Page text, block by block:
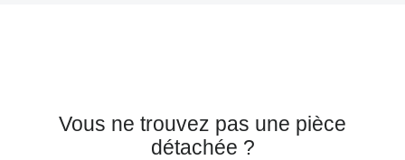
Vous ne trouvez pas une pièce
détachée ?